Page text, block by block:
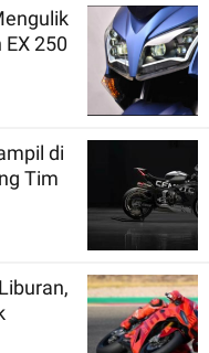
250
di
Tim